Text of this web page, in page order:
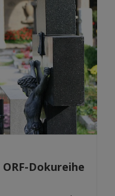
Dokureihe